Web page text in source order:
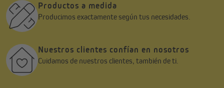
Productos a medida
Producimos exactamente según tus necesidades.
Nuestros clientes confían en nosotros
Cuidamos de nuestros clientes, también de ti.